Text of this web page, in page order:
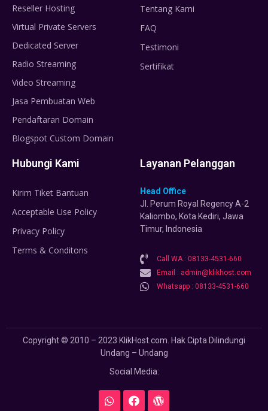
Reseller Hosting
Virtual Private Servers
Dedicated Server
Radio Streaming
Video Streaming
Jasa Pembuatan Web
Pendaftaran Domain
Blogspot Custom Domain
Tentang Kami
FAQ
Testimoni
Sertifikat
Hubungi Kami
Kirim Tiket Bantuan
Acceptable Use Policy
Privacy Policy
Terms & Conditons
Layanan Pelanggan
Head Office
Jl. Perum Royal Regency A-2
Kaliombo, Kota Kediri, Jawa
Timur, Indonesia
Call WA : 08133-4531-660
Email : admin@klikhost.com
Whatsapp : 08133-4531-660
Copyright © 2010 – 2023 KlikHost.com. Hak Cipta Dilindungi
Undang – Undang
Social Media: